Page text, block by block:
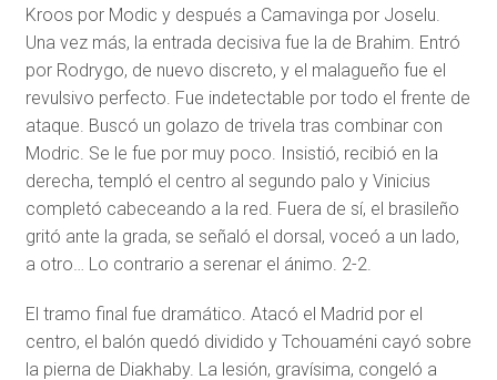
Kroos por Modic y después a Camavinga por Joselu.
Una vez más, la entrada decisiva fue la de Brahim. Entró
por Rodrygo, de nuevo discreto, y el malagueño fue el
revulsivo perfecto. Fue indetectable por todo el frente de
ataque. Buscó un golazo de trivela tras combinar con
Modric. Se le fue por muy poco. Insistió, recibió en la
derecha, templó el centro al segundo palo y Vinicius
completó cabeceando a la red. Fuera de sí, el brasileño
gritó ante la grada, se señaló el dorsal, voceó a un lado,
a otro… Lo contrario a serenar el ánimo. 2-2.
El tramo final fue dramático. Atacó el Madrid por el
centro, el balón quedó dividido y Tchouaméni cayó sobre
la pierna de Diakhaby. La lesión, gravísima, congeló a